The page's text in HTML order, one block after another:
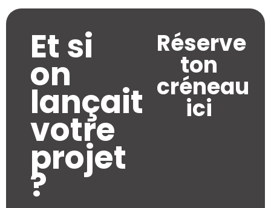
Et si
on
lançait
votre
projet
?
Réserve
ton
créneau
ici